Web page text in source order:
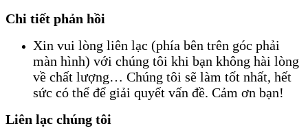
Chi tiết phản hồi
Xin vui lòng liên lạc (phía bên trên góc phải
màn hình) với chúng tôi khi bạn không hài lòng
về chất lượng… Chúng tôi sẽ làm tốt nhất, hết
sức có thể để giải quyết vấn đề. Cảm ơn bạn!
Liên lạc chúng tôi